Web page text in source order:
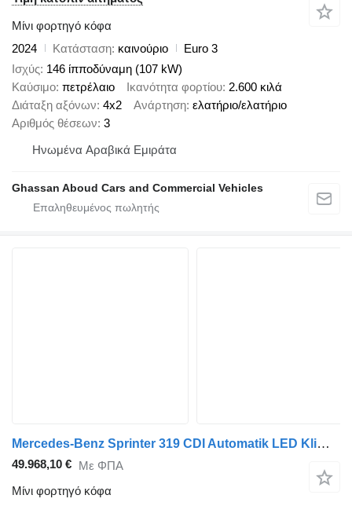
Μίνι φορτηγό κόφα
2024
Κατάσταση καινούριο
Euro 3
Ισχύς 146 ίπποδύναμη (107 kW)
Καύσιμο πετρέλαιο Ικανότητα φορτίου 2.600 κιλά
Διάταξη αξόνων 4x2 Ανάρτηση ελατήριο/ελατήριο
Αριθμός θέσεων 3
Hνωμένα Αραβικά Εμιράτα
Ghassan Aboud Cars and Commercial Vehicles
Mercedes-Benz Sprinter 319 CDI Automatik LED Klima Supermaxi
49.968,10 € Με ΦΠΑ
Μίνι φορτηγό κόφα